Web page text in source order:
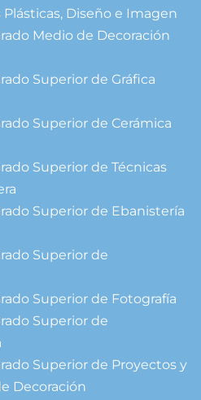
Diseño e Imagen
Medio de Decoración
Superior de Gráfica
Superior de Cerámica
Superior de Técnicas
Superior de Ebanistería
Superior de
Superior de Fotografía
Superior de
Superior de Proyectos y
Decoración